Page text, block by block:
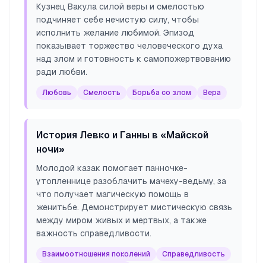
Кузнец Вакула силой веры и смелостью
подчиняет себе нечистую силу, чтобы
исполнить желание любимой. Эпизод
показывает торжество человеческого духа
над злом и готовность к самопожертвованию
ради любви.
Любовь Смелость Борьба со злом Вера
История Левко и Ганны в «Майской
ночи»
Молодой казак помогает панночке-
утопленнице разоблачить мачеху-ведьму, за
что получает магическую помощь в
женитьбе. Демонстрирует мистическую связь
между миром живых и мертвых, а также
важность справедливости.
Взаимоотношения поколений Справедливость